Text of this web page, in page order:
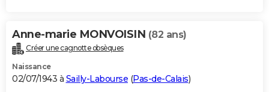
Anne-marie MONVOISIN (82 ans)
Créer une cagnotte obsèques
Naissance
02/07/1943 à Sailly-Labourse (Pas-de-Calais)